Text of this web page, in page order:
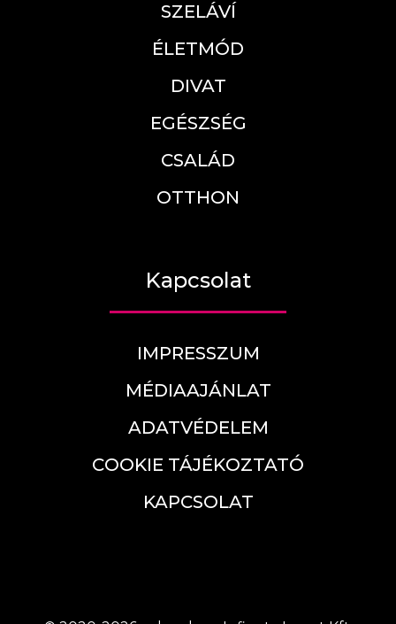
SZELÁVÍ
ÉLETMÓD
DIVAT
EGÉSZSÉG
CSALÁD
OTTHON
Kapcsolat
IMPRESSZUM
MÉDIAAJÁNLAT
ADATVÉDELEM
COOKIE TÁJÉKOZTATÓ
KAPCSOLAT